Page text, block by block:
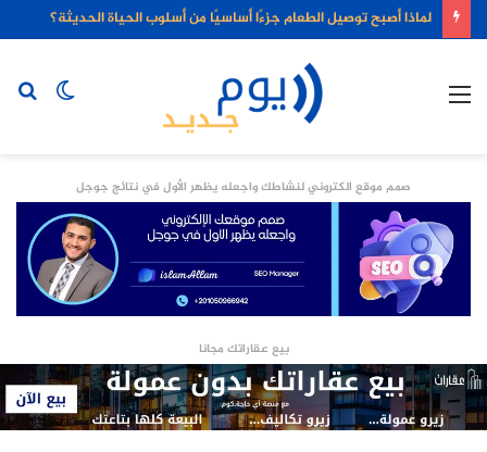
لماذا أصبح توصيل الطعام جزءًا أساسيًا من أسلوب الحياة الحديثة؟
الوضع
صمم موقع الكتروني لنشاطك واجعله يظهر الأول في نتائج جوجل
بيع عقاراتك مجانا